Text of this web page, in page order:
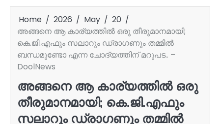
Home 2026 May
20
അങ്ങനെ ആ കാര്യത്തില്‍ ഒരു തീരുമാനമായി;
കെ.ജി.എഫും സലാറും ഡ്രാഗണും തമ്മില്‍
ബന്ധമുണ്ടോ എന്ന ചോദ്യത്തിന് മറുപട.. –
DoolNews
അങ്ങനെ ആ കാര്യത്തില്‍ ഒരു
തീരുമാനമായി; കെ.ജി.എഫും
സലാറും ഡ്രാഗണും തമ്മില്‍